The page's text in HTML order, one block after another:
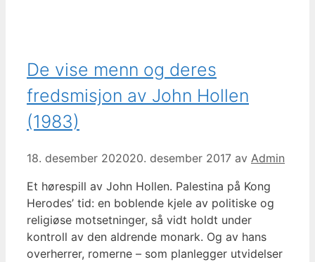
De vise menn og deres
fredsmisjon av John Hollen
(1983)
18. desember 202020. desember 2017 av Admin
Et hørespill av John Hollen. Palestina på Kong
Herodes’ tid: en boblende kjele av politiske og
religiøse motsetninger, så vidt holdt under
kontroll av den aldrende monark. Og av hans
overherrer, romerne – som planlegger utvidelser